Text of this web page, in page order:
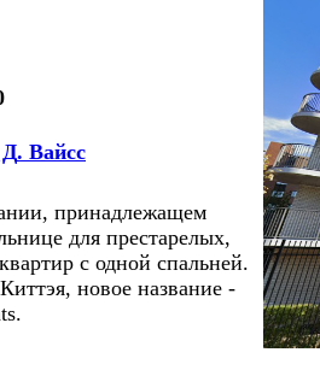
Д. Вайсс
принадлежащем
для престарелых,
с одной спальней.
новое название -